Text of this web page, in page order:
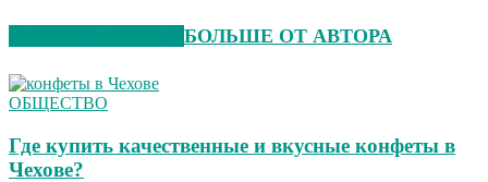
БОЛЬШЕ ОТ АВТОРА
ОБЩЕСТВО
Где купить качественные и вкусные конфеты в
Чехове?